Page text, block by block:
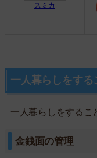
スミカ
一人暮らしをする
一人暮らしをするこ
金銭面の管理